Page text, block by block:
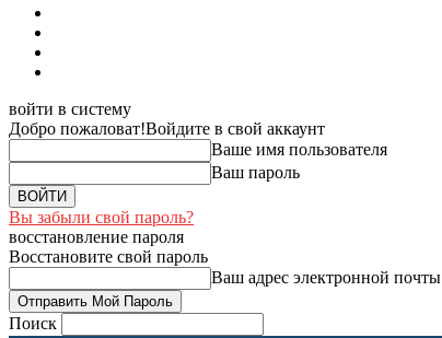
войти в систему
Добро пожаловат!Войдите в свой аккаунт
Ваше имя пользователя
Ваш пароль
Вы забыли свой пароль?
восстановление пароля
Восстановите свой пароль
Ваш адрес электронной почты
Поиск